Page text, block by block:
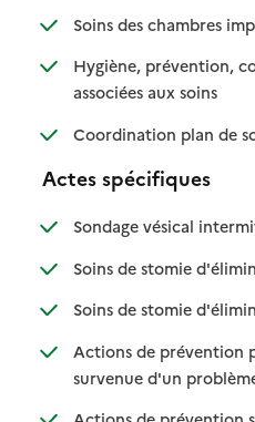
Soins des chambres
Hygiène, prévention,
associées aux soins
:
: non
Coordination plan de :
:
Actes spécifiques
Sondage vésical
Soins de stomie
Soins de stomie
Actions de prévention
survenue d'un